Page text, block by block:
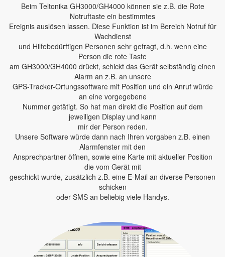
Beim Teltonika GH3000/GH4000 können sie z.B. die Rote
Notruftaste ein bestimmtes
Ereignis auslösen lassen. Diese Funktion ist im Bereich Notruf für
Wachdienst
und Hilfebedürftigen Personen sehr gefragt, d.h. wenn eine
Person die rote Taste
am GH3000/GH4000 drückt, schickt das Gerät selbständig einen
Alarm an z.B. an unsere
GPS-Tracker-Ortungssoftware mit Position und ein Anruf würde
an eine vorgegebene
Nummer getätigt. So hat man direkt die Position auf dem
jeweiligen Display und kann
mir der Person reden.
Unsere Software würde dann nach Ihren vorgaben z.B. einen
Alarmfenster mit den
Ansprechpartner öffnen, sowie eine Karte mit aktueller Position
die vom Gerät mit
geschickt wurde, zusätzlich z.B. eine E-Mail an diverse Personen
schicken
oder SMS an beliebig viele Handys.